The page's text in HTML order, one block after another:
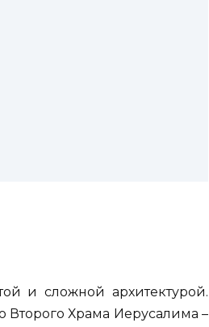
и сложной архитектурой.
Второго Храма Иерусалима –